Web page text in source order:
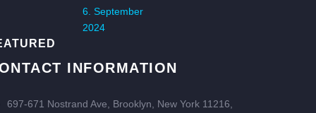
6. September
2024
INFORMATION
697-671 Nostrand Ave, Brooklyn, New York 11216,